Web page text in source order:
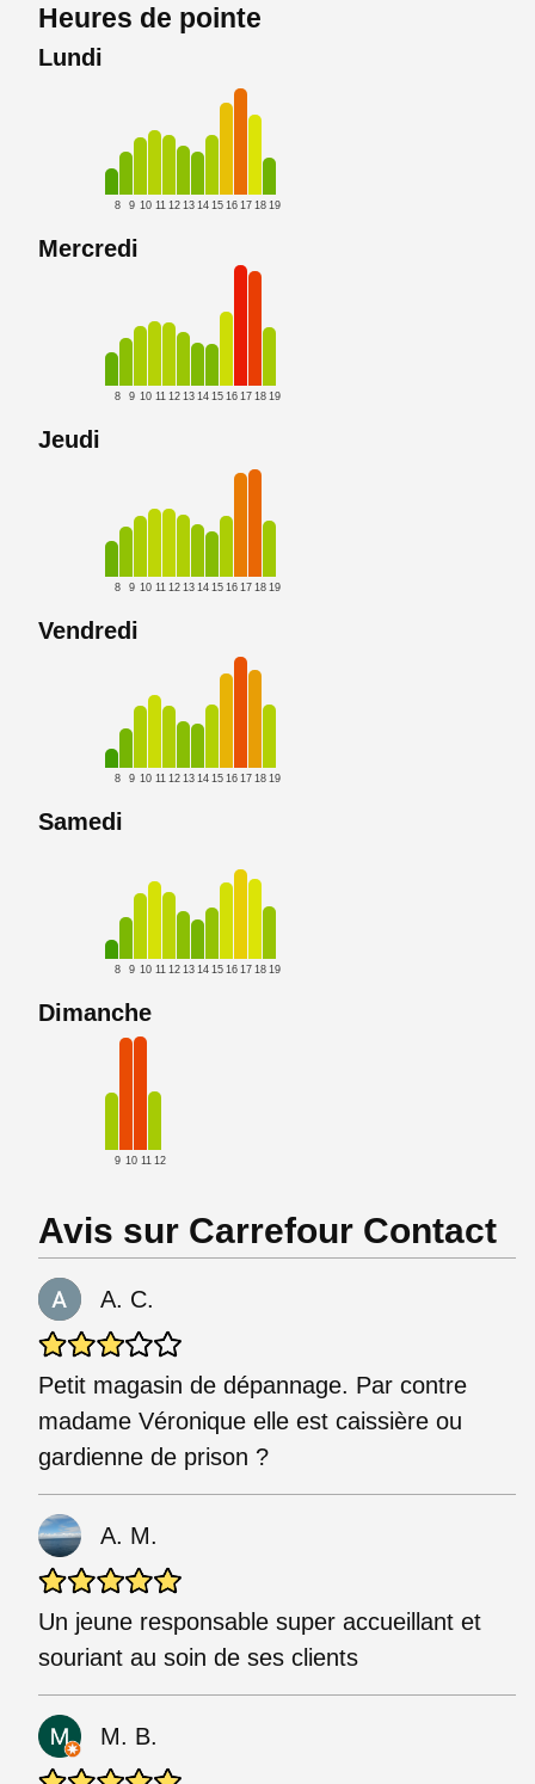
Heures de pointe
Lundi
8 9 10 11 12 13 14 15 16 17 18 19
Mercredi
8 9 10 11 12 13 14 15 16 17 18 19
Jeudi
8 9 10 11 12 13 14 15 16 17 18 19
Vendredi
8 9 10 11 12 13 14 15 16 17 18 19
Samedi
8 9 10 11 12 13 14 15 16 17 18 19
Dimanche
9 10 11 12
Avis sur Carrefour Contact
A. C.
Petit magasin de dépannage. Par contre
madame Véronique elle est caissière ou
gardienne de prison ?
A. M.
Un jeune responsable super accueillant et
souriant au soin de ses clients
M. B.